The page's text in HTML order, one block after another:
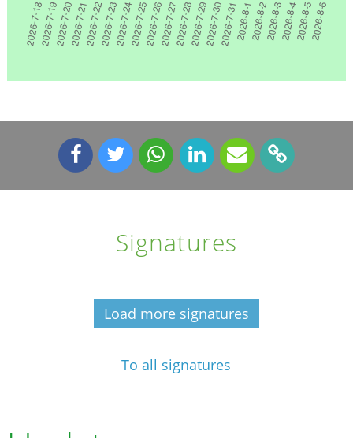
Signatures
Load more signatures
To all signatures